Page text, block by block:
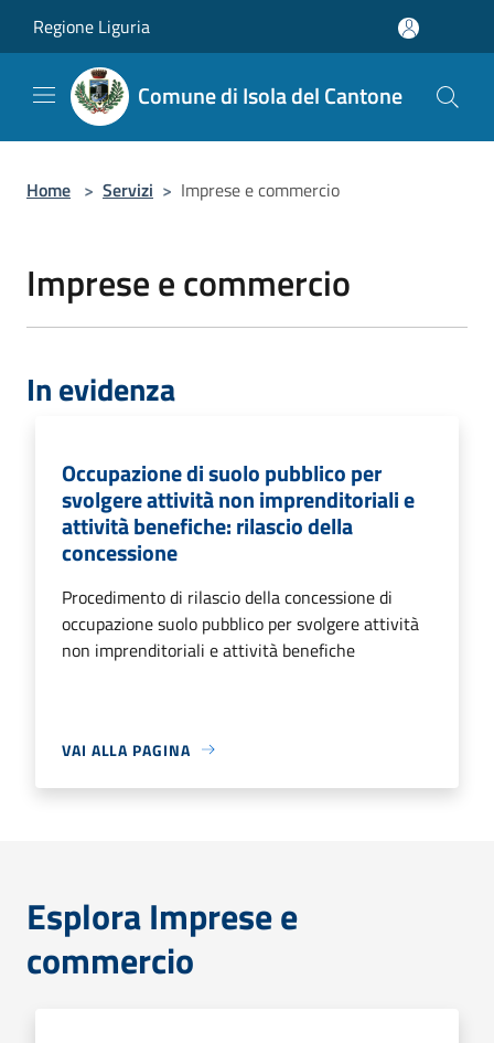
Regione Liguria
Comune di Isola del Cantone
Home > Servizi > Imprese e commercio
Imprese e commercio
In evidenza
Occupazione di suolo pubblico per
svolgere attività non imprenditoriali e
attività benefiche: rilascio della
concessione
Procedimento di rilascio della concessione di
occupazione suolo pubblico per svolgere attività
non imprenditoriali e attività benefiche
VAI ALLA PAGINA
Esplora Imprese e
commercio